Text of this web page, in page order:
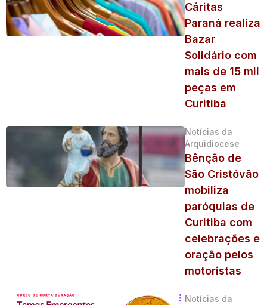
Cáritas
Paraná realiza
Bazar
Solidário com
mais de 15 mil
peças em
Curitiba
Notícias da
Arquidiocese
Bênção de
São Cristóvão
mobiliza
paróquias de
Curitiba com
celebrações e
oração pelos
motoristas
Notícias da